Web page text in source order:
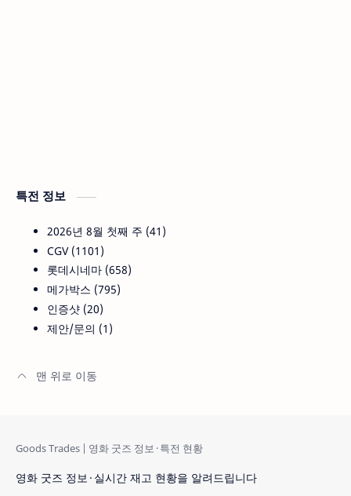
특전 정보
2026년 8월 첫째 주 41
CGV 1101
롯데시네마 658
메가박스 795
인증샷 20
제안/문의
1
영화 굿즈 정보 · 실시간 재고 현황을 알려드립니다